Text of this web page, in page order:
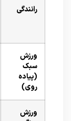
رانندگی
ورزش
سبک
(پیاده
روی)
ورزش